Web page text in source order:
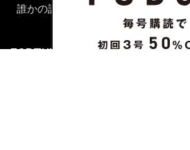
誰かの話
FORTUNE